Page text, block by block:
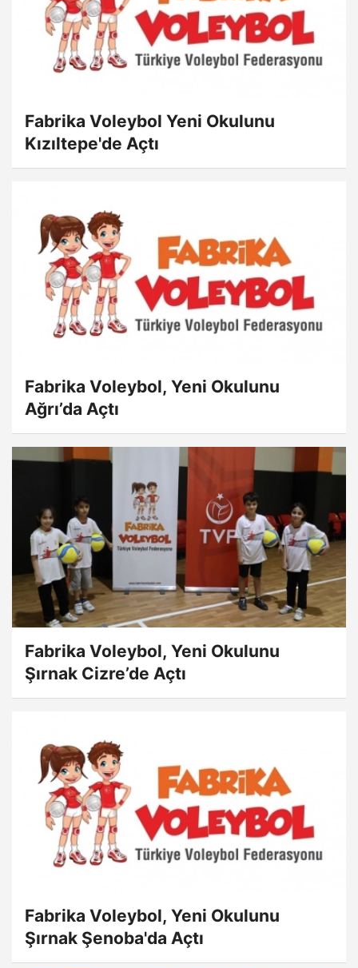
Fabrika Voleybol Yeni Okulunu
Kızıltepe'de Açtı
Fabrika Voleybol, Yeni Okulunu
Ağrı’da Açtı
Fabrika Voleybol, Yeni Okulunu
Şırnak Cizre’de Açtı
Fabrika Voleybol, Yeni Okulunu
Şırnak Şenoba'da Açtı